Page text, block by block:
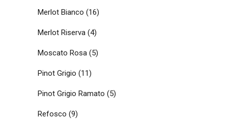
Merlot Bianco (16)
Merlot Riserva (4)
Moscato Rosa (5)
Pinot Grigio (11)
Pinot Grigio Ramato (5)
Refosco (9)